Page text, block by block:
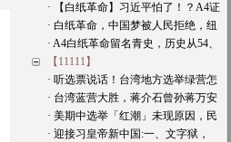
· 【白纸革命】习近平怕了！？A4证
· 白纸革命，中国梦被人民拒绝，纽
· A4白纸革命留名青史，历史从54、
【11111】
· 听选票说话！台湾地方选举绿营怎
· 台湾蓝营大胜，蒋介石曾孙蒋万安
· 美期中选举「红潮」未现原因，民
· 迎接习皇帝新中国:一、文字狱，